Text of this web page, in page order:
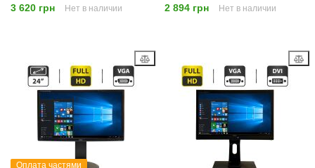
3 620 грн
Нет в наличии
2 894 грн
Нет в наличии
Оплата частями